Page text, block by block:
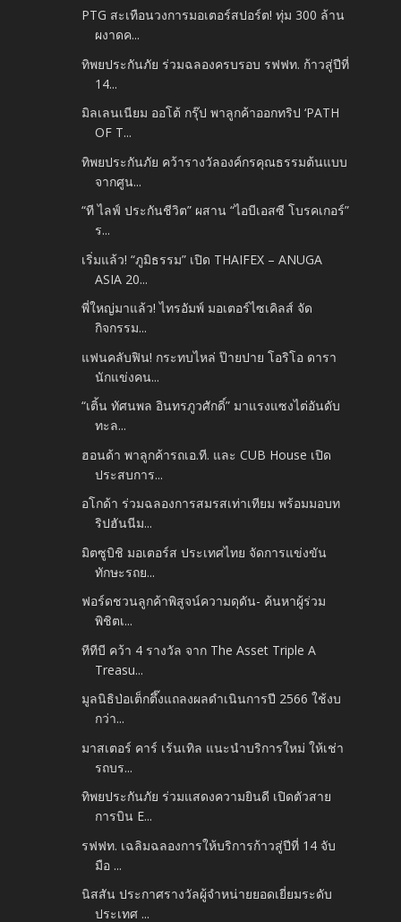
PTG สะเทือนวงการมอเตอร์สปอร์ต! ทุ่ม 300 ล้าน
ผงาดค...
ทิพยประกันภัย ร่วมฉลองครบรอบ รฟฟท. ก้าวสู่ปีที่
14...
มิลเลนเนียม ออโต้ กรุ๊ป พาลูกค้าออกทริป ‘PATH
OF T...
ทิพยประกันภัย คว้ารางวัลองค์กรคุณธรรมต้นแบบ
จากศูน...
“ที ไลฟ์ ประกันชีวิต” ผสาน “ไอบีเอสซี โบรคเกอร์”
ร...
เริ่มแล้ว! “ภูมิธรรม” เปิด THAIFEX – ANUGA
ASIA 20...
พี่ใหญ่มาแล้ว! ไทรอัมพ์ มอเตอร์ไซเคิลส์ จัด
กิจกรรม...
แฟนคลับฟิน! กระทบไหล่ ป๊ายปาย โอริโอ ดารา
นักแข่งคน...
“เติ้น ทัศนพล อินทรภูวศักดิ์” มาแรงแซงไต่อันดับ
ทะล...
ฮอนด้า พาลูกค้ารถเอ.ที. และ CUB House เปิด
ประสบการ...
อโกด้า ร่วมฉลองการสมรสเท่าเทียม พร้อมมอบท
ริปฮันนีม...
มิตซูบิชิ มอเตอร์ส ประเทศไทย จัดการแข่งขัน
ทักษะรถย...
ฟอร์ดชวนลูกค้าพิสูจน์ความดุดัน- ค้นหาผู้ร่วม
พิชิตเ...
ทีทีบี คว้า 4 รางวัล จาก The Asset Triple A
Treasu...
มูลนิธิป่อเต็กตึ๊งแถลงผลดำเนินการปี 2566 ใช้งบ
กว่า...
มาสเตอร์ คาร์ เร้นเทิล แนะนำบริการใหม่ ให้เช่า
รถบร...
ทิพยประกันภัย ร่วมแสดงความยินดี เปิดตัวสาย
การบิน E...
รฟฟท. เฉลิมฉลองการให้บริการก้าวสู่ปีที่ 14 จับ
มือ ...
นิสสัน ประกาศรางวัลผู้จำหน่ายยอดเยี่ยมระดับ
ประเทศ ...